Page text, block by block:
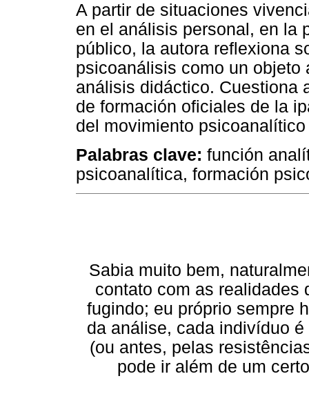
A partir de situaciones
en el análisis personal, en la
público, la autora reflexiona
psicoanálisis como un objeto
análisis didáctico. Cuestiona
de formación oficiales de la
del movimiento
Palabras clave: función
psicoanalítica, formación
Sabia muito bem,
contato com as realidades
fugindo; eu próprio sempre
da análise, cada indivíduo
(ou antes, pelas
pode ir além de um